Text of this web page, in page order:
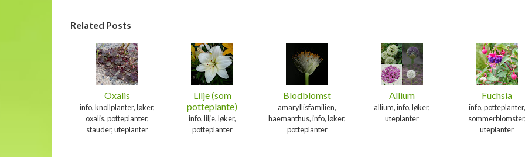
Related Posts
Oxalis
info, knollplanter, løker,
oxalis, potteplanter,
stauder, uteplanter
Lilje (som
potteplante)
info, lilje, løker,
potteplanter
Blodblomst
amaryllisfamilien,
haemanthus, info, løker,
potteplanter
Allium
allium, info, løker,
uteplanter
Fuchsia
info, potteplanter,
sommerblomster,
uteplanter